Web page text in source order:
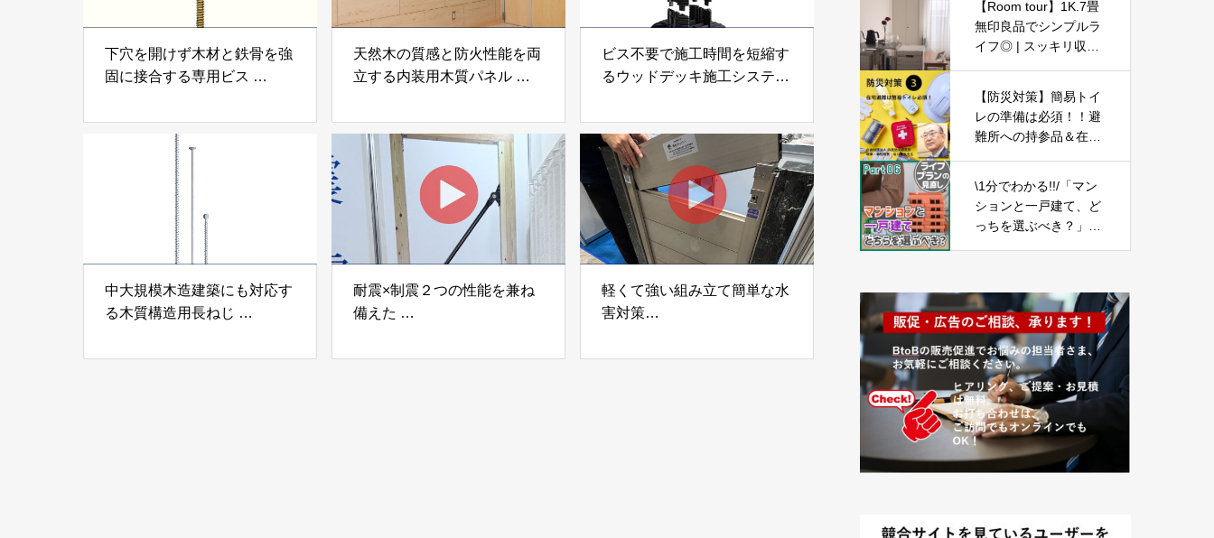
下穴を開けず木材と鉄骨を強
固に接合する専用ビス
株式会社
天然木の質感と防火性能を両
立する内装用木質パネル
モクパネル）」 合同会社サ
ンパテック
ビス不要で施工時間を短縮す
るウッドデッキ施工システム
JAPAN
中大規模木造建築にも対応す
る木質構造用長ねじ
ス」 株式会社カナイ
耐震×制震２つの性能を兼ね
備えた
工業株式会社
軽くて強い組み立て簡単な水
害対策
ー」
【Room tour】1K.7畳
無印良品でシンプルラ
イフ◎ | スッキリ収納
プラ・ホワイト・ナチ
ュラル
【防災対策】簡易トイ
レの準備は必須！！避
難所への持参品＆在宅
\1分でわかる!!/「マン
ションと一戸建て、ど
っちを選ぶべき？」